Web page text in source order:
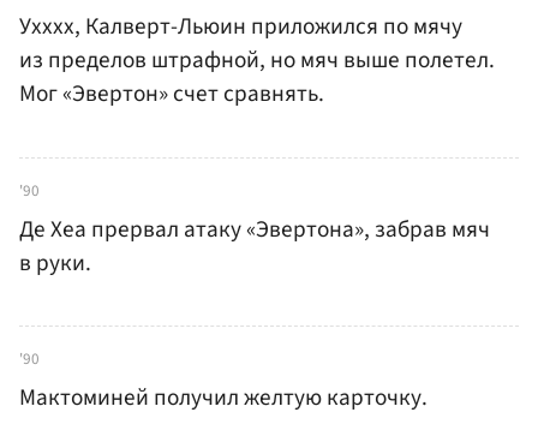
Ухххх, Калверт-Льюин приложился по мячу
из пределов штрафной, но мяч выше полетел.
Мог «Эвертон» счет сравнять.
'90
Де Хеа прервал атаку «Эвертона», забрав мяч
в руки.
'90
Мактоминей получил желтую карточку.